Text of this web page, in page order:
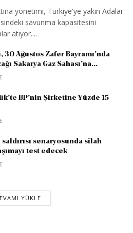
yönetimi, Türkiye'ye yakın Adalar
savunma kapasitesini
atıyor....
30 Ağustos Zafer Bayramı’nda
Sakarya Gaz Sahası’na...
BP’nin Şirketine Yüzde 15
saldırısı senaryosunda silah
test edecek
YÜKLE